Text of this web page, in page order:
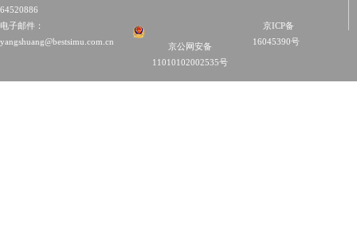
64520886
电子邮件：
yangshuang@bestsimu.com.cn
京公网安备
11010102002535号
京ICP备
16045390号